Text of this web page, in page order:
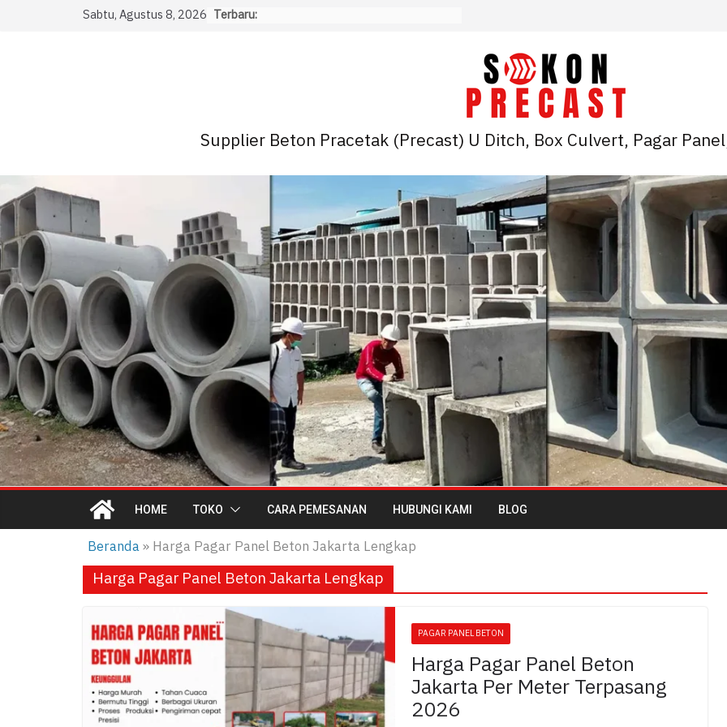
Sabtu, Agustus 8, 2026 Terbaru:
Supplier Beton Pracetak (Precast) U Ditch, Box Culvert, Pagar
HOME TOKO CARA PEMESANAN HUBUNGI KAMI BLOG
Beranda» Harga Pagar Panel Beton Jakarta Lengkap
Harga Pagar Panel Beton Jakarta Lengkap
PAGAR PANEL BETON
Harga Pagar Panel Beton
Jakarta Per Meter Terpasang
2026